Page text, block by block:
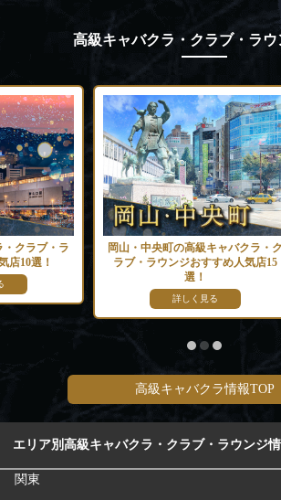
高級キャバクラ・クラブ・ラウ
クラブ・ラ
店10選！
岡山・中央町の高級キャバクラ・ク
ラブ・ラウンジおすすめ人気店15
選！
詳しく見る
高級キャバクラ情報TOP
エリア別高級キャバクラ・クラブ・ラウンジ
関東